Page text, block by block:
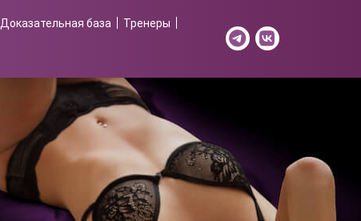
Доказательная база Тренеры